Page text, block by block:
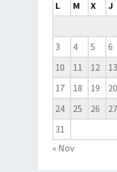
L
M X J
3
4 5 6
10
11 12 13
17
18 19 20
24
25 26 27
31
« Nov